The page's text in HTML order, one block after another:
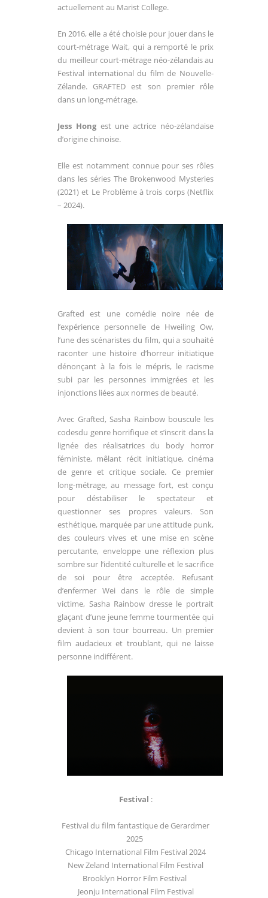
actuellement au Marist College.
En 2016, elle a été choisie pour jouer dans le
court-métrage Wait, qui a remporté le prix
du meilleur court-métrage néo-zélandais au
Festival international du film de Nouvelle-
Zélande. GRAFTED est son premier rôle
dans un long-métrage.
Jess Hongest une actrice néo-zélandaise
d’origine chinoise.
Elle est notamment connue pour ses rôles
dans les séries The Brokenwood Mysteries
(2021) et Le Problème à trois corps (Netflix
– 2024).
Grafted est une comédie noire née de
l’expérience personnelle de Hweiling Ow,
l’une des scénaristes du film, qui a souhaité
raconter une histoire d’horreur initiatique
dénonçant à la fois le mépris, le racisme
subi par les personnes immigrées et les
injonctions liées aux normes de beauté.
Avec Grafted, Sasha Rainbow bouscule les
codesdu genre horrifique et s’inscrit dans la
lignée des réalisatrices du body horror
féministe, mêlant récit initiatique, cinéma
de genre et critique sociale. Ce premier
long-métrage, au message fort, est conçu
pour déstabiliser le spectateur et
questionner ses propres valeurs. Son
esthétique, marquée par une attitude punk,
des couleurs vives et une mise en scène
percutante, enveloppe une réflexion plus
sombre sur l’identité culturelle et le sacrifice
de soi pour être acceptée. Refusant
d’enfermer Wei dans le rôle de simple
victime, Sasha Rainbow dresse le portrait
glaçant d’une jeune femme tourmentée qui
devient à son tour bourreau. Un premier
film audacieux et troublant, qui ne laisse
personne indifférent.
Festival :
Festival du film fantastique de Gerardmer
2025
Chicago International Film Festival 2024
New Zeland International Film Festival
Brooklyn Horror Film Festival
Jeonju International Film Festival